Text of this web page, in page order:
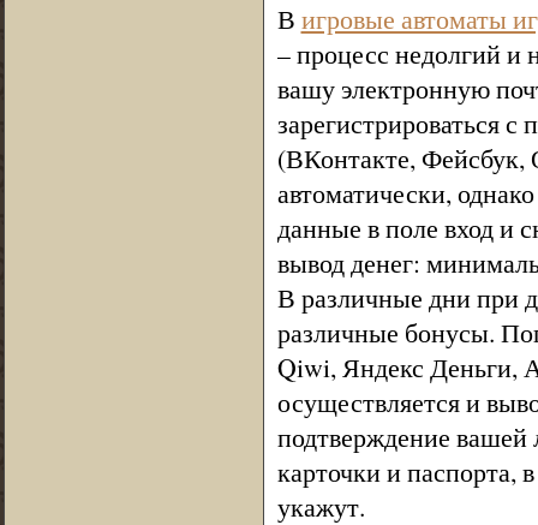
В игровые автоматы
– процесс недолгий и
вашу электронную
зарегистрироваться
(ВКонтакте, Фейсбук,
автоматически,
данные в поле вход и
вывод денег:
В различные дни при
различные бонусы.
Qiwi, Яндекс Деньги,
осуществляется и
подтверждение вашей
карточки и паспорта,
укажут.